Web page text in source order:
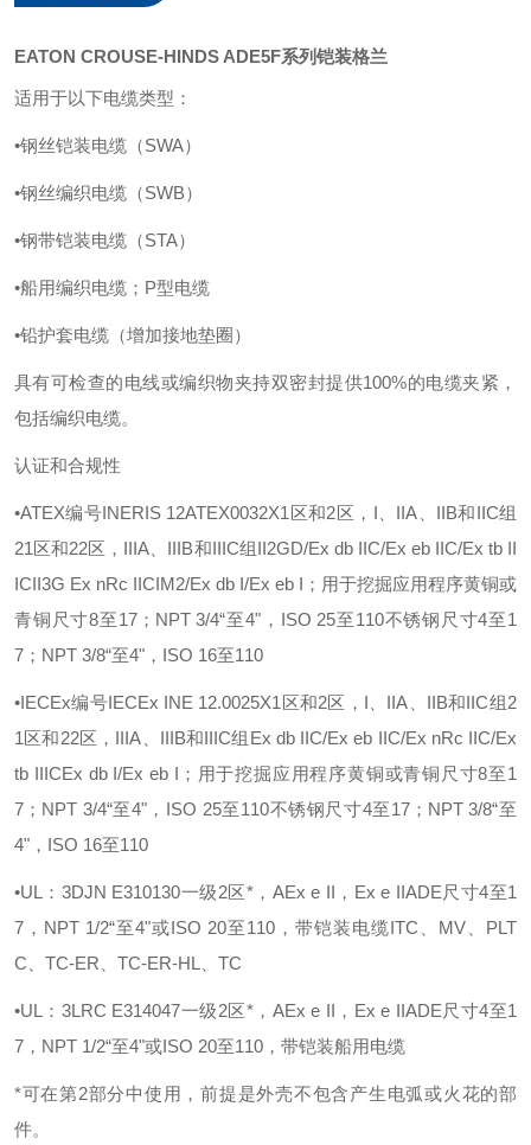
EATON CROUSE-HINDS ADE5F系列铠装格兰
适用于以下电缆类型：
•钢丝铠装电缆（SWA）
•钢丝编织电缆（SWB）
•钢带铠装电缆（STA）
•船用编织电缆；P型电缆
•铅护套电缆（增加接地垫圈）
具有可检查的电线或编织物夹持双密封提供100%的电缆夹紧，
包括编织电缆。
认证和合规性
•ATEX编号INERIS 12ATEX0032X1区和2区，I、IIA、IIB和IIC组
21区和22区，IIIA、IIIB和IIIC组II2GD/Ex db IIC/Ex eb IIC/Ex tb II
ICII3G Ex nRc IICIM2/Ex db I/Ex eb I；用于挖掘应用程序黄铜或
青铜尺寸8至17；NPT 3/4“至4"，ISO 25至110不锈钢尺寸4至1
7；NPT 3/8“至4"，ISO 16至110
•IECEx编号IECEx INE 12.0025X1区和2区，I、IIA、IIB和IIC组2
1区和22区，IIIA、IIIB和IIIC组Ex db IIC/Ex eb IIC/Ex nRc IIC/Ex
tb IIICEx db I/Ex eb I；用于挖掘应用程序黄铜或青铜尺寸8至1
7；NPT 3/4“至4"，ISO 25至110不锈钢尺寸4至17；NPT 3/8“至
4"，ISO 16至110
•UL：3DJN E310130一级2区*，AEx e II，Ex e IIADE尺寸4至1
7，NPT 1/2“至4"或ISO 20至110，带铠装电缆ITC、MV、PLT
C、TC-ER、TC-ER-HL、TC
•UL：3LRC E314047一级2区*，AEx e II，Ex e IIADE尺寸4至1
7，NPT 1/2“至4"或ISO 20至110，带铠装船用电缆
*可在第2部分中使用，前提是外壳不包含产生电弧或火花的部
件。